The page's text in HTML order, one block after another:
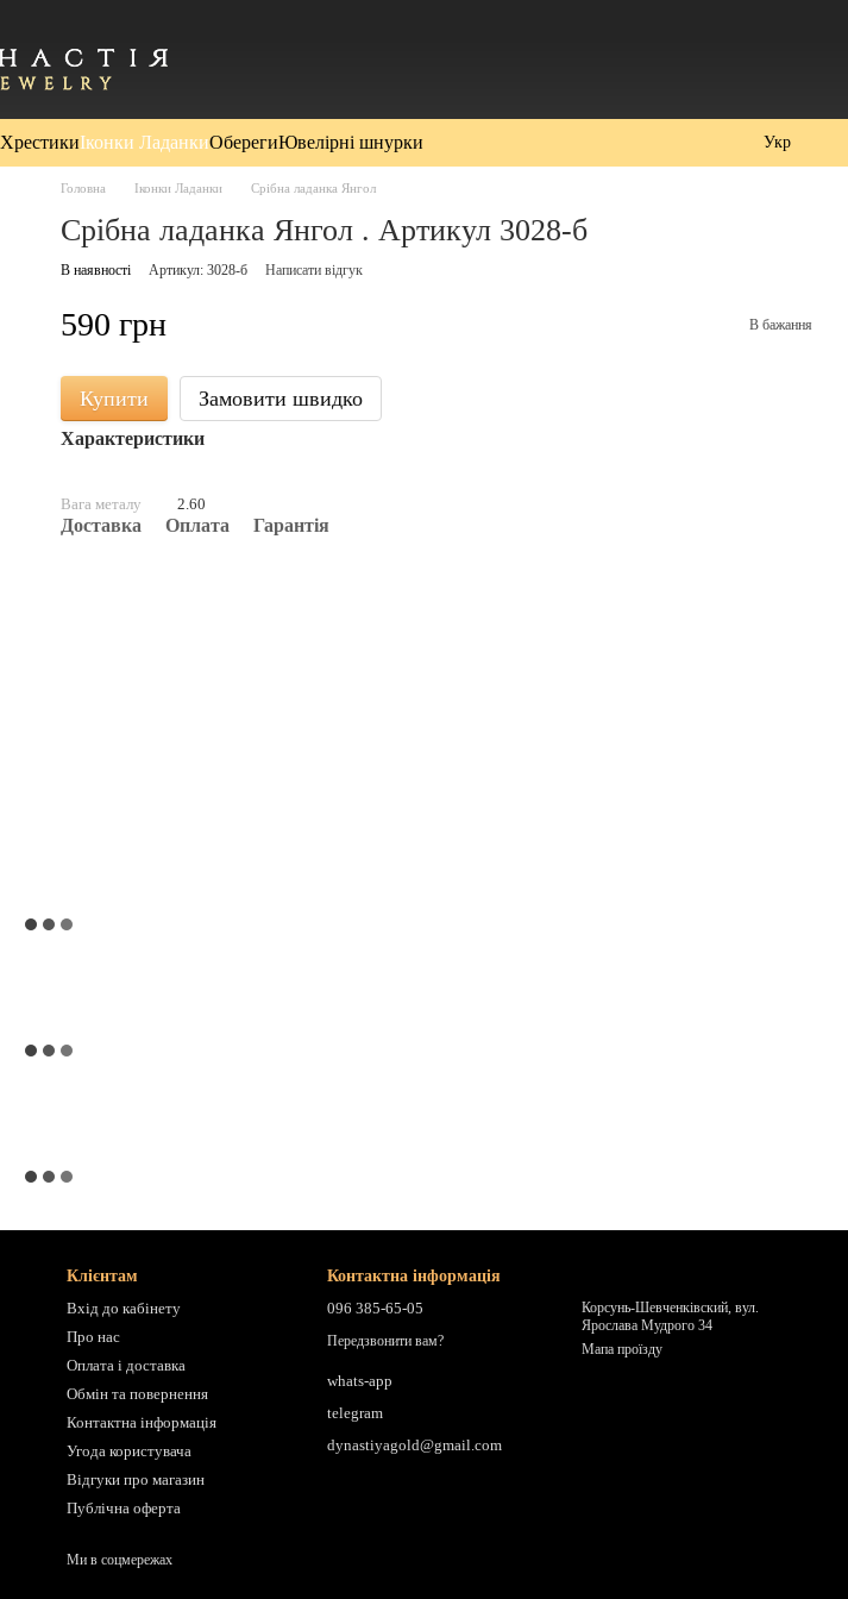
ХрестикиІконки ЛаданкиОберегиЮвелірні шнурки Укр
Головна Іконки Ладанки Срібна ладанка Янгол
Срібна ладанка Янгол . Артикул 3028-б
В наявності Артикул: 3028-б Написати відгук
590 грн В бажання
Купити Замовити швидко
Характеристики
Вага металу 2.60
Доставка Оплата Гарантія
Клієнтам
Вхід до кабінету
Про нас
Оплата і доставка
Обмін та повернення
Контактна інформація
Угода користувача
Відгуки про магазин
Публічна оферта
Ми в соцмережах
Контактна інформація
096 385-65-05
Передзвонити вам?
whats-app
telegram
dynastiyagold@gmail.com
Корсунь-Шевченківский, вул.
Ярослава Мудрого 34
Мапа проїзду